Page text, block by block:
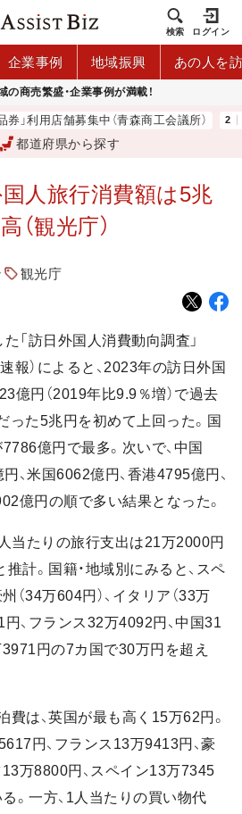
検索 ログイン
企業事例 地域振興 あの人を
の商売繁盛・企業事例が満載！
」利用店舗募集中（青森商工会議所）
都道府県から探す
人旅行消費額は5兆
（観光庁）
観光庁
「訪日外国人消費動向調査」
報）によると、2023年の訪日外国
億円（2019年比9.9％増）で過去
った5兆円を初めて上回った。国
億円で最多。次いで、中国
、米国6062億円、香港4795億円、
億円の順で多い結果となった。
当たりの旅行支出は21万2000円
推計。国籍・地域別にみると、スペ
（34万604円）、イタリア（33万
円、フランス32万4092円、中国31
円の7カ国で30万円を超え
費は、英国が最も高く15万62円。
円、フランス13万9413円、豪
万8800円、スペイン13万7345
。一方、1人当たりの買い物代